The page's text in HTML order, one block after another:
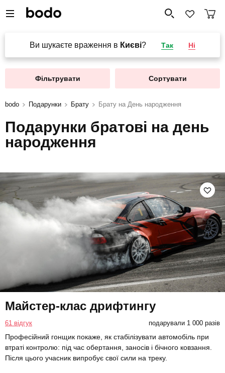
Ви шукаєте враження в Києві? Так Ні
Фільтрувати Сортувати
bodo Подарунки Брату Брату на День народження
Подарунки братові на день
народження
Майстер-клас дрифтингу
61 відгук подарували 1 000 разів
Професійний гонщик покаже, як стабілізувати автомобіль при
втраті контролю: під час обертання, заносів і бічного ковзання.
Після цього учасник випробує свої сили на треку.